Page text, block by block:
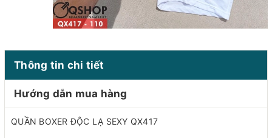
Thông tin chi tiết
Hướng dẫn mua hàng
QUẦN BOXER ĐỘC LẠ SEXY QX417